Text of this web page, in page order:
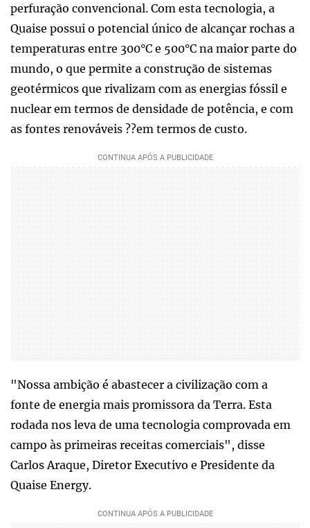
perfuração convencional. Com esta tecnologia, a
Quaise possui o potencial único de alcançar rochas a
temperaturas entre 300°C e 500°C na maior parte do
mundo, o que permite a construção de sistemas
geotérmicos que rivalizam com as energias fóssil e
nuclear em termos de densidade de potência, e com
as fontes renováveis ??em termos de custo.
"Nossa ambição é abastecer a civilização com a
fonte de energia mais promissora da Terra. Esta
rodada nos leva de uma tecnologia comprovada em
campo às primeiras receitas comerciais", disse
Carlos Araque, Diretor Executivo e Presidente da
Quaise Energy.